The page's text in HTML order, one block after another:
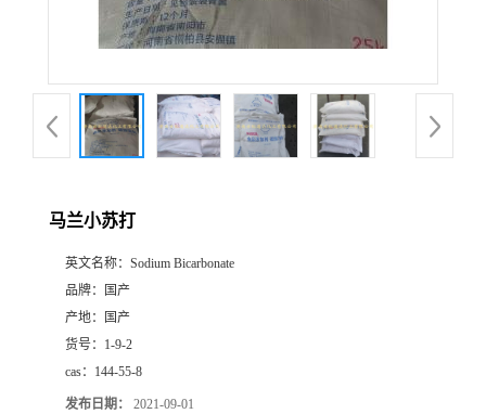
马兰小苏打
英文名称： Sodium Bicarbonate
品牌：
国产
产地：
国产
货号： 1-9-2
cas： 144-55-8
发布日期： 2021-09-01